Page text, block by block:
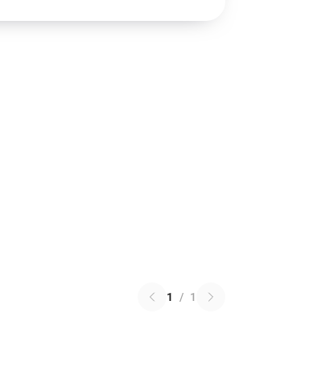
1 / 1